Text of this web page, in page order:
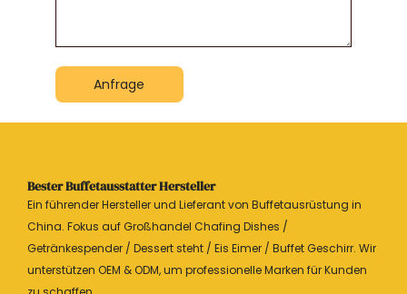
Anfrage
Bester Buffetausstatter Hersteller
Ein führender Hersteller und Lieferant von Buffetausrüstung in
China. Fokus auf Großhandel Chafing Dishes /
Getränkespender / Dessert steht / Eis Eimer / Buffet Geschirr. Wir
unterstützen OEM & ODM, um professionelle Marken für Kunden